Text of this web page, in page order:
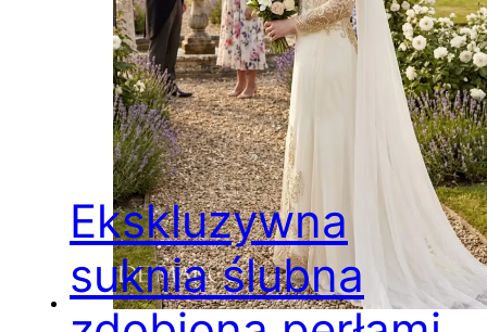
Ekskluzywna
suknia ślubna